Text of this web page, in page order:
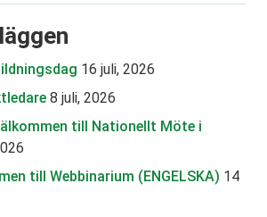
16 juli, 2026
8 juli, 2026
till Nationellt Möte i
till Webbinarium (ENGELSKA) 14